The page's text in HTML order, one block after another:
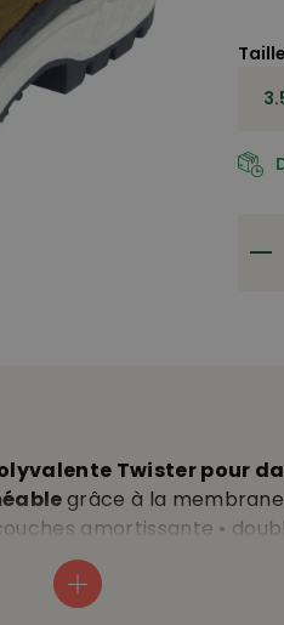
Twister pour
grâce à la membrane
amortissante •
synthétique •
qui entoure le pied,
parfaitement le